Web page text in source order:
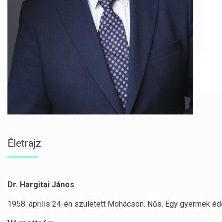
Életrajz
Dr. Hargitai János
1958. április 24-én született Mohácson. Nős. Egy gyermek